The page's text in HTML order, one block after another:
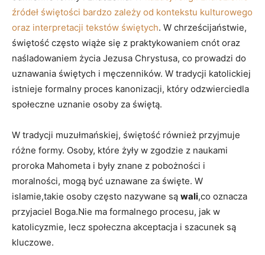
źródeł świętości bardzo ‍zależy od kontekstu kulturowego
oraz ​interpretacji tekstów świętych. W chrześcijaństwie,​
świętość ​często ‍wiąże się z praktykowaniem ​cnót oraz
naśladowaniem ‌życia‍ Jezusa Chrystusa, co prowadzi do
uznawania świętych i męczenników. W‌ tradycji katolickiej⁢
istnieje formalny proces kanonizacji, który odzwierciedla
społeczne ‌uznanie osoby⁤ za świętą.
W tradycji muzułmańskiej, świętość również⁣ przyjmuje
różne formy.⁢ Osoby, które⁣ żyły w zgodzie z naukami‍
proroka Mahometa⁤ i ‍były znane z pobożności i‌
moralności, ⁢mogą ⁤być uznawane za‍ święte. W⁢
islamie,takie osoby‌ często nazywane są wali,co oznacza
przyjaciel ⁣Boga.Nie ma ​formalnego procesu, jak‍ w
katolicyzmie,⁤ lecz‌ społeczna akceptacja i‌ szacunek ‌są​
kluczowe.